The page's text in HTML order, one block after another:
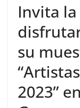
Invita la
su
2023”